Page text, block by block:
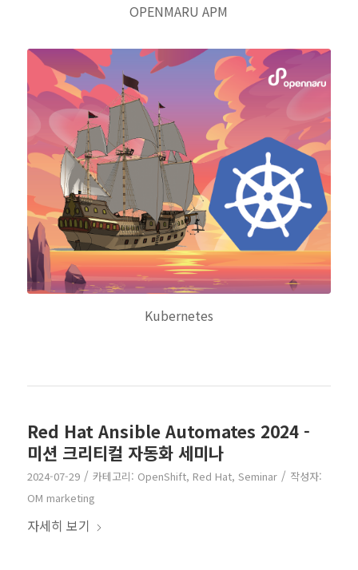
OPENMARU APM
Kubernetes
Red Hat Ansible Automates 2024 -
미션 크리티컬 자동화 세미나
2024-07-29 / 카테고리: OpenShift, Red Hat, Seminar / 작성자:
OM marketing
자세히 보기